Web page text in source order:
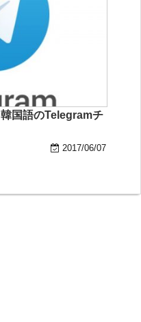
国語のTelegramチ
2017/06/07